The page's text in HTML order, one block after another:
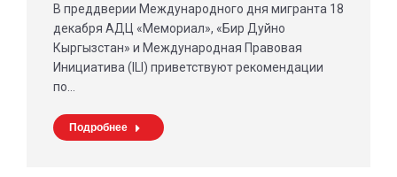
В преддверии Международного дня мигранта 18
декабря АДЦ «Мемориал», «Бир Дуйно
Кыргызстан» и Международная Правовая
Инициатива (ILI) приветствуют рекомендации
по…
Подробнее